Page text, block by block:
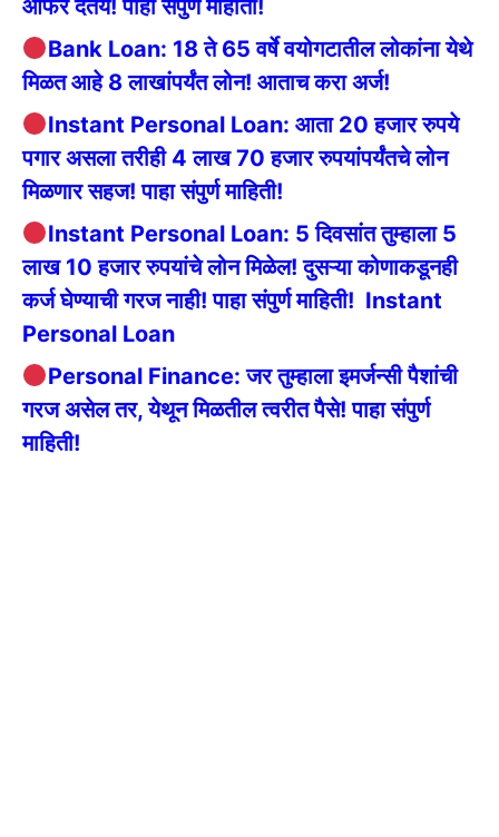
ऑफर देतेय! पाहा संपुर्ण माहीती!
Bank Loan: 18 ते 65 वर्षे वयोगटातील लोकांना येथे
मिळत आहे 8 लाखांपर्यंत लोन! आताच करा अर्ज!
Instant Personal Loan: आता 20 हजार रुपये
पगार असला तरीही 4 लाख 70 हजार रुपयांपर्यंतचे लोन
मिळणार सहज! पाहा संपुर्ण माहिती!
Instant Personal Loan: 5 दिवसांत तुम्हाला 5
लाख 10 हजार रुपयांचे लोन मिळेल! दुसऱ्या कोणाकडूनही
कर्ज घेण्याची गरज नाही! पाहा संपुर्ण माहिती! Instant
Personal Loan
Personal Finance: जर तुम्हाला इमर्जन्सी पैशांची
गरज असेल तर, येथून मिळतील त्वरीत पैसे! पाहा संपुर्ण
माहिती!